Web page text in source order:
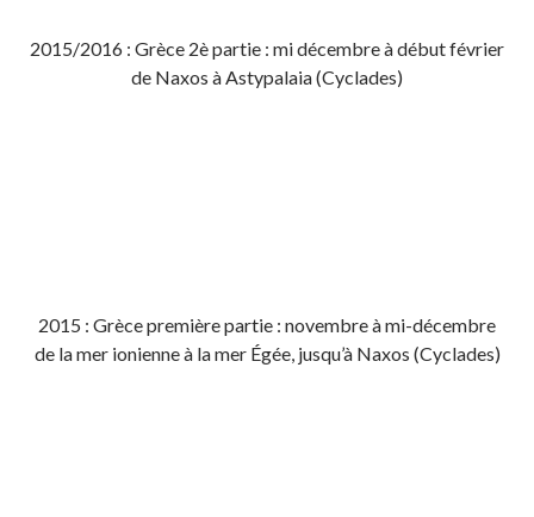
2015/2016 : Grèce 2è partie : mi décembre à début février
de Naxos à Astypalaia (Cyclades)
2015 : Grèce première partie : novembre à mi-décembre
de la mer ionienne à la mer Égée, jusqu’à Naxos (Cyclades)